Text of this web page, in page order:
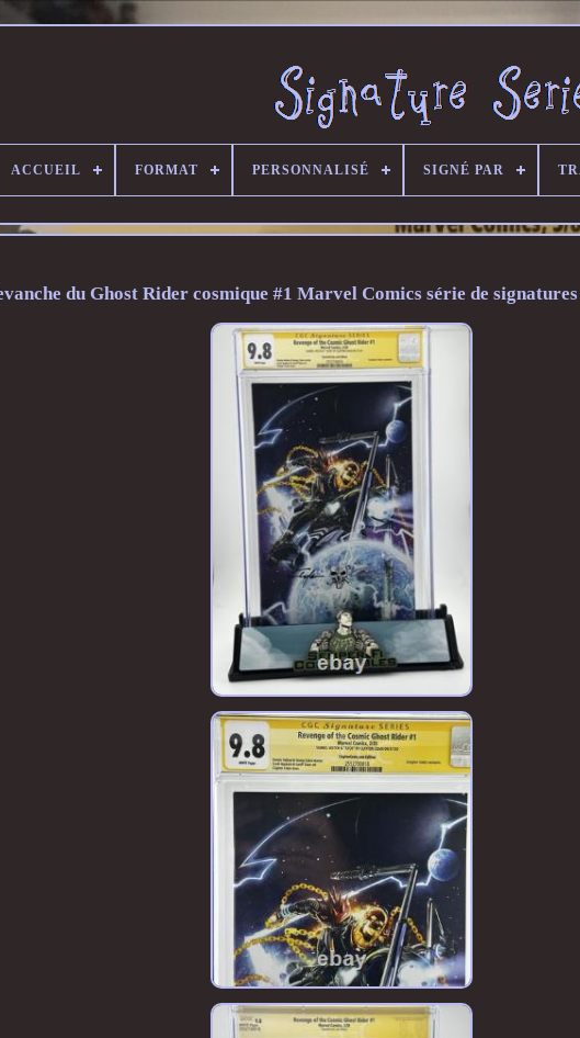
ACCUEIL FORMAT PERSONNALISÉ SIGNÉ PAR
du Ghost Rider cosmique #1 Marvel Comics série de